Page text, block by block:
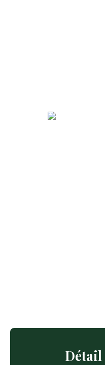
Détail